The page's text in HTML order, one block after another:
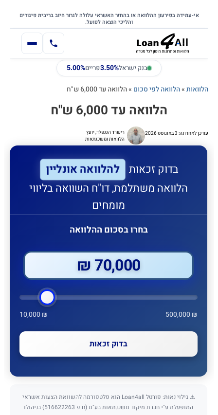
לתוכן
דלג לתוכן הראשי
אי-עמידה בפירעון ההלוואה או בהחזר האשראי עלולה לגרור חיוב בריבית פיגורים
והליכי הוצאה לפועל.
בנק ישראל3.50%פריים5.00%
הלוואות»הלוואה לפי סכום »הלוואה עד 6,000 ש"ח
הלוואה עד 6,000 ש"ח
עודכן לאחרונה: 3 באוגוסט 2026
רישרד הננפלד, יועץ
הלוואות ומשכנתאות
בדוק זכאות להלוואה אונליין
הלוואה משתלמת, דו"ח השוואה בליווי
מומחים
בחרו בסכום ההלוואה
70,000 ₪
10,000 ₪ 500,000 ₪
בדוק זכאות
⚠️ גילוי נאות: פורטל Loan4all הוא פלטפורמה להשוואת הצעות אשראי
המופעלת ע"י חברת מיקוד משכנתאות בע"מ (ח.פ 516622263) בניהולו